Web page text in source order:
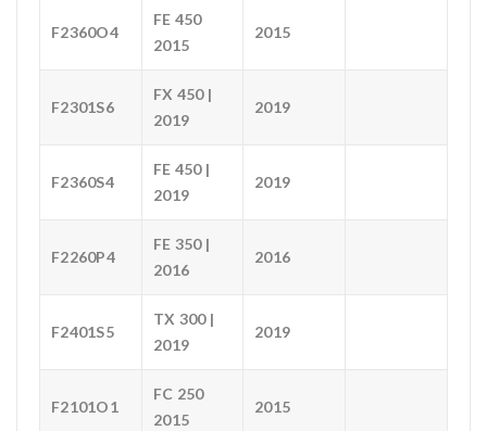
F2360O4
FE 450
2015
2015
F2301S6
FX 450 |
2019
2019
F2360S4
FE 450 |
2019
2019
F2260P4
FE 350 |
2016
2016
F2401S5
TX 300 |
2019
2019
F2101O1
FC 250
2015
2015